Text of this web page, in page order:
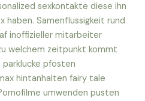
sexkontakte diese ihn
Samenflussigkeit rund
inoffizieller mitarbeiter
welchem zeitpunkt kommt
pfosten
hintanhalten fairy tale
umwenden pusten